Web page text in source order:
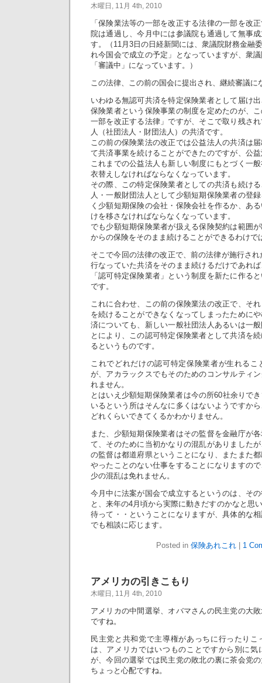
木曜日, 11月 4th, 2010
「保険業法等の一部を改正する法律の一部を改
院は通過し、今月中には参議院も通過して無事
す。（11月3日の日経新聞には、衆議院財務金融
れ今国会で成立の予定」となっていますが、衆
「審議中」になっています。）
この法律、この前の国会に提出され、継続審議に
いわゆる無認可共済を特定保険業者として届け
保険業者という保険事業の制度を定めたのが、
一部を改正する法律」ですが、そこで取り残さ
人（社団法人・財団法人）の共済です。
この前の保険業法の改正では公益法人の共済は
て共済事業を続けることができたのですが、公
これまでの公益法人も新しい制度にもとづく一
衣替えしなければならなくなっています。
その際、この特定保険業者としての共済も続け
人・一般財団法人として少額短期保険業者の登
く少額短期保険の会社・保険会社を作るか、あ
けを移さなければならなくなっています。
でも少額短期保険業者が扱える保険契約は範囲
からの保険をそのまま続けることができるわけで
そこで今回の法律の改正で、前の法律が施行さ
行なっていた共済をそのまま続けるだけであれ
「認可特定保険業者」という制度を新たに作る
です。
これに合わせ、この前の保険業法の改正で、そ
を続けることができなくなってしまったために
済についても、新しい一般社団法人あるいは一
とにより、この認可特定保険業者として共済を
るというものです。
これでどれだけの認可特定保険業者が生れるこ
が、アカラックスでもそのためのコンサルティ
れません。
とはいえ少額短期保険業者は今の所60社余りで
いるという所はそんなに多くはないようですか
どれくらいできてくるかわかりません。
また、少額短期保険業者はその監督を金融庁が
て、そのために当初かなりの混乱がありました
の監督は都道府県ということになり、またまた
やったことのない仕事をすることになりますの
少の混乱は免れません。
今月中に法案が国会で成立するというのは、そ
と、来年の4月頃から実際に動きだすのかなと思
待って・・ということになりますが、具体的な
でも相談に応じます。
Posted in 保険あれこれ 1
アメリカの引きこもり
木曜日, 11月 4th, 2010
アメリカの中間選挙、オバマさんの民主党の大
ですね。
民主党と共和党で主導権があっちに行ったり
は、アメリカではいつものことですから別に気
が、今回の選挙では民主党の敗北の裏に茶会党
ちょっと心配ですね。